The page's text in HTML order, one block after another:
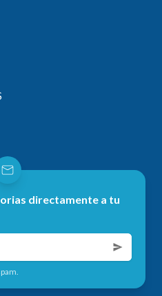
directamente a tu